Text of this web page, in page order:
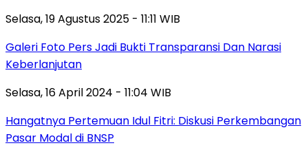
Selasa, 19 Agustus 2025 - 11:11 WIB
Galeri Foto Pers Jadi Bukti Transparansi Dan Narasi
Keberlanjutan
Selasa, 16 April 2024 - 11:04 WIB
Hangatnya Pertemuan Idul Fitri: Diskusi Perkembangan
Pasar Modal di BNSP